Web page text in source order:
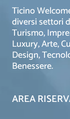
Ticino
diversi settori
Turismo,
Luxury, Arte,
Design,
Benessere.
AREA